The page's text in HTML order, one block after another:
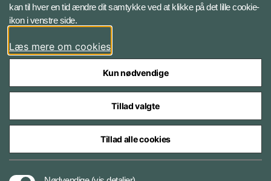
Instagram
Styrelser og myndigheder under Forsvarsministeriet
kan til hver en tid ændre dit samtykke ved at klikke på det lille cookie-
ikon i venstre side.
Læs mere om cookies
Kun nødvendige
Tillad valgte
Tillad alle cookies